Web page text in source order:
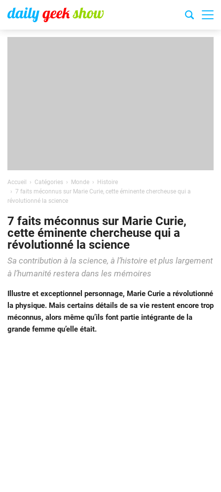
Accueil Catégories Monde
Histoire
7 faits méconnus sur Marie Curie, cette éminente chercheuse qui a
révolutionné la science
7 faits méconnus sur Marie Curie,
cette éminente chercheuse qui a
révolutionné la science
Sa contribution à la science, à l’histoire et plus largement
à l’humanité restera dans les mémoires
Illustre et exceptionnel personnage, Marie Curie a révolutionné
la physique. Mais certains détails de sa vie restent encore trop
méconnus, alors même qu’ils font partie intégrante de la
grande femme qu’elle était.